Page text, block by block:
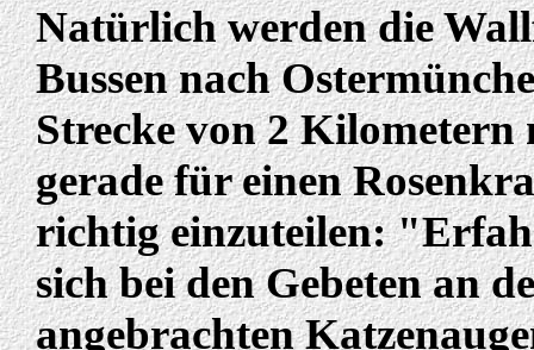
Natürlich werden die
Bussen nach
Strecke von 2 Kilometern
gerade für einen
richtig einzuteilen:
sich bei den Gebeten an
angebrachten